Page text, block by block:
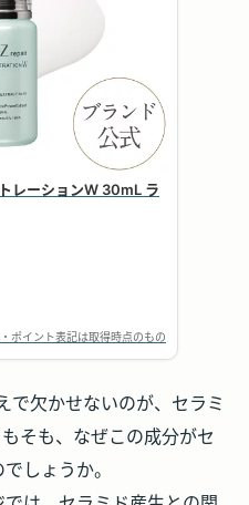
レーションW 30mL ラ
ポイント表記は取得時点のもの
で欠かせないのが、 セラミ
そも、なぜこの成分がセ
しょうか。